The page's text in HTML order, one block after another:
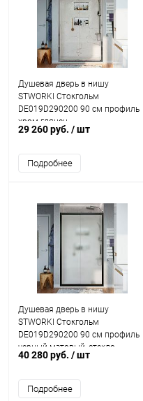
Душевая дверь в нишу
STWORKI Стокгольм
DE019D290200 90 см профиль
хром глянец
29 260 руб. / шт
Подробнее
Душевая дверь в нишу
STWORKI Стокгольм
DE019D290200 90 см профиль
черный матовый, стекло
матовое
40 280 руб. / шт
Подробнее